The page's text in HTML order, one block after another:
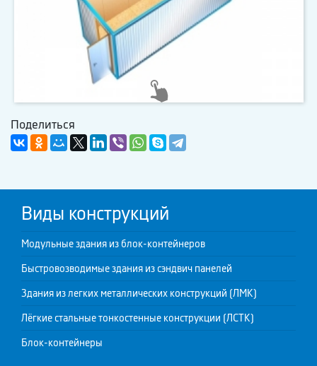
Поделиться
Виды конструкций
Модульные здания из блок-контейнеров
Быстровозводимые здания из сэндвич панелей
Здания из легких металлических конструкций (ЛМК)
Лёгкие стальные тонкостенные конструкции (ЛСТК)
Блок-контейнеры